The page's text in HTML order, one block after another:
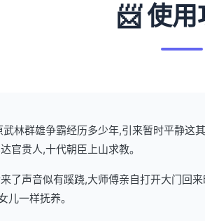
📨 使
林群雄争霸经历多少年,引来暂时平静
官贵人,十代朝臣上山求教。
了声音似有蹊跷,大师傅亲自打开大门回
儿一样抚养。